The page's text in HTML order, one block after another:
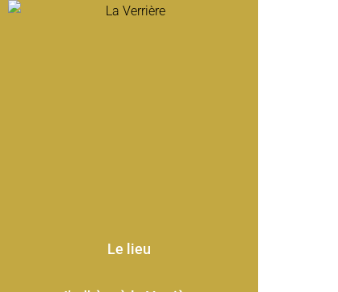
Skip
Le lieu